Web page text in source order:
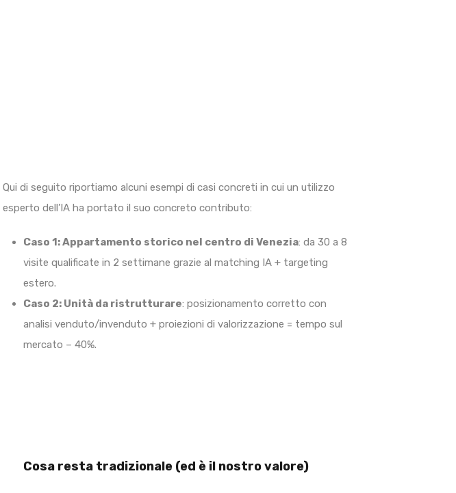
Qui di seguito riportiamo alcuni esempi di casi concreti in cui un utilizzo
esperto dell’IA ha portato il suo concreto contributo:
Caso 1: Appartamento storico nel centro di Venezia: da 30 a 8
visite qualificate in 2 settimane grazie al matching IA + targeting
estero.
Caso 2: Unità da ristrutturare: posizionamento corretto con
analisi venduto/invenduto + proiezioni di valorizzazione = tempo sul
mercato – 40%.
Cosa resta tradizionale (ed è il nostro valore)